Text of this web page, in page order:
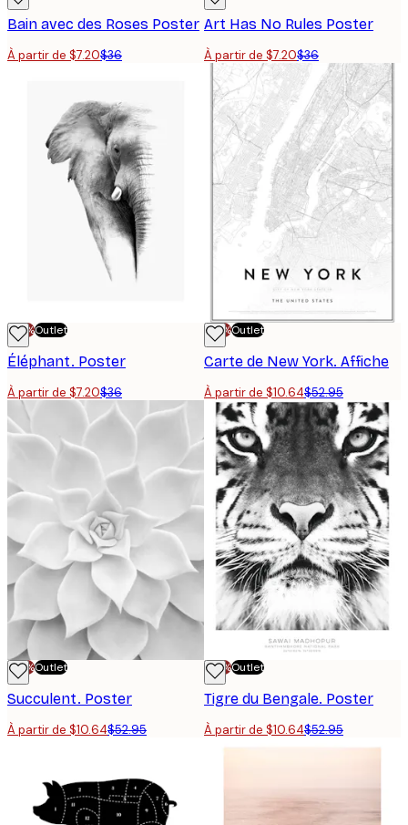
Bain avec des Roses Poster
À partir de $7.20$36
Art Has No Rules Poster
À partir de $7.20$36
-70%Outlet
Éléphant. Poster
À partir de $7.20$36
-70%Outlet
Carte de New York. Affiche
À partir de $10.64$52.95
-70%Outlet
Succulent. Poster
À partir de $10.64$52.95
-70%Outlet
Tigre du Bengale. Poster
À partir de $10.64$52.95